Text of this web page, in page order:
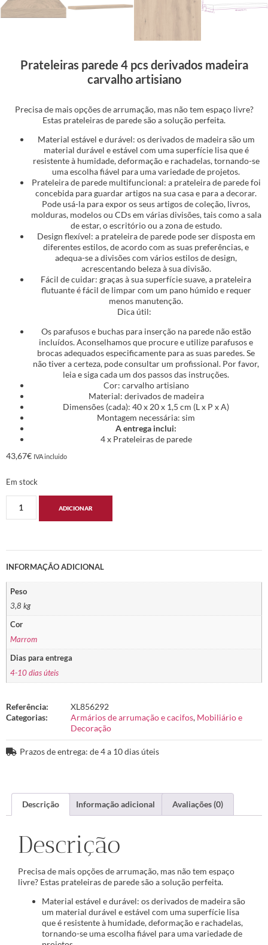
Prateleiras parede 4 pcs derivados madeira
carvalho artisiano
Precisa de mais opções de arrumação, mas não tem espaço livre?
Estas prateleiras de parede são a solução perfeita.
Material estável e durável: os derivados de madeira são um
material durável e estável com uma superfície lisa que é
resistente à humidade, deformação e rachadelas, tornando-se
uma escolha fiável para uma variedade de projetos.
Prateleira de parede multifuncional: a prateleira de parede foi
concebida para guardar artigos na sua casa e para a decorar.
Pode usá-la para expor os seus artigos de coleção, livros,
molduras, modelos ou CDs em várias divisões, tais como a sala
de estar, o escritório ou a zona de estudo.
Design flexível: a prateleira de parede pode ser disposta em
diferentes estilos, de acordo com as suas preferências, e
adequa-se a divisões com vários estilos de design,
acrescentando beleza à sua divisão.
Fácil de cuidar: graças à sua superfície suave, a prateleira
flutuante é fácil de limpar com um pano húmido e requer
menos manutenção.
Dica útil:
Os parafusos e buchas para inserção na parede não estão
incluídos. Aconselhamos que procure e utilize parafusos e
brocas adequados especificamente para as suas paredes. Se
não tiver a certeza, pode consultar um profissional. Por favor,
leia e siga cada um dos passos das instruções.
Cor: carvalho artisiano
Material: derivados de madeira
Dimensões (cada): 40 x 20 x 1,5 cm (L x P x A)
Montagem necessária: sim
A entrega inclui:
4 x Prateleiras de parede
43,67€ IVA incluido
Em stock
ADICIONAR
INFORMAÇÃO ADICIONAL
Peso
3,8 kg
Cor
Marrom
Dias para entrega
4-10 dias úteis
Referência:
XL856292
Categorias:
Armários de arrumação e cacifos, Mobiliário e
Decoração
Prazos de entrega: de 4 a 10 dias úteis
Descrição Informação adicional Avaliações (0)
Descrição
Precisa de mais opções de arrumação, mas não tem espaço
livre? Estas prateleiras de parede são a solução perfeita.
Material estável e durável: os derivados de madeira são
um material durável e estável com uma superfície lisa
que é resistente à humidade, deformação e rachadelas,
tornando-se uma escolha fiável para uma variedade de